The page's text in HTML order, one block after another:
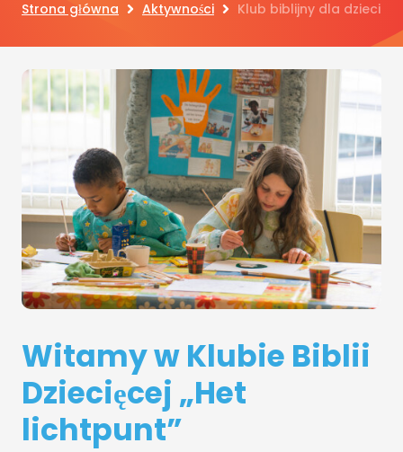
Strona główna Aktywności Klub biblijny dla dzieci
Witamy w Klubie Biblii
Dziecięcej „Het
lichtpunt”